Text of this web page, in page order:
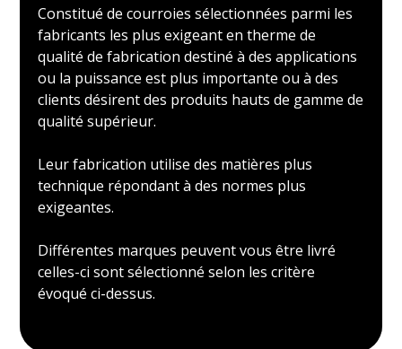
Constitué de courroies sélectionnées parmi les
fabricants les plus exigeant en therme de
qualité de fabrication destiné à des applications
ou la puissance est plus importante ou à des
clients désirent des produits hauts de gamme de
qualité supérieur.
Leur fabrication utilise des matières plus
technique répondant à des normes plus
exigeantes.
Différentes marques peuvent vous être livré
celles-ci sont sélectionné selon les critère
évoqué ci-dessus.